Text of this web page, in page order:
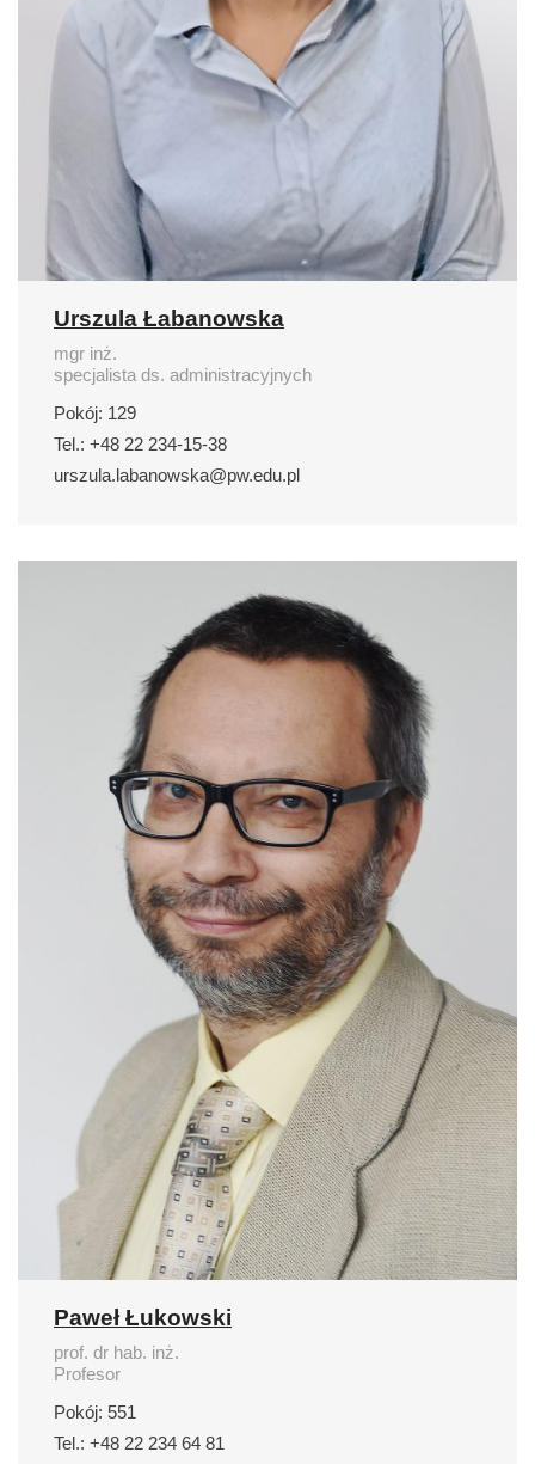
Urszula Łabanowska
mgr inż.
specjalista ds. administracyjnych
Pokój: 129
Tel.: +48 22 234-15-38
urszula.labanowska@pw.edu.pl
Paweł Łukowski
prof. dr hab. inż.
Profesor
Pokój: 551
Tel.: +48 22 234 64 81